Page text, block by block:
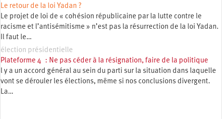
Le retour de la loi Yadan ?
Le projet de loi de « cohésion républicaine par la lutte contre le
racisme et l’antisémitisme » n’est pas la résurrection de la loi Yadan.
Il faut le…
élection présidentielle
Plateforme 4 : Ne pas céder à la résignation, faire de la politique
l y a un accord général au sein du parti sur la situation dans laquelle
vont se dérouler les élections, même si nos conclusions divergent.
La…